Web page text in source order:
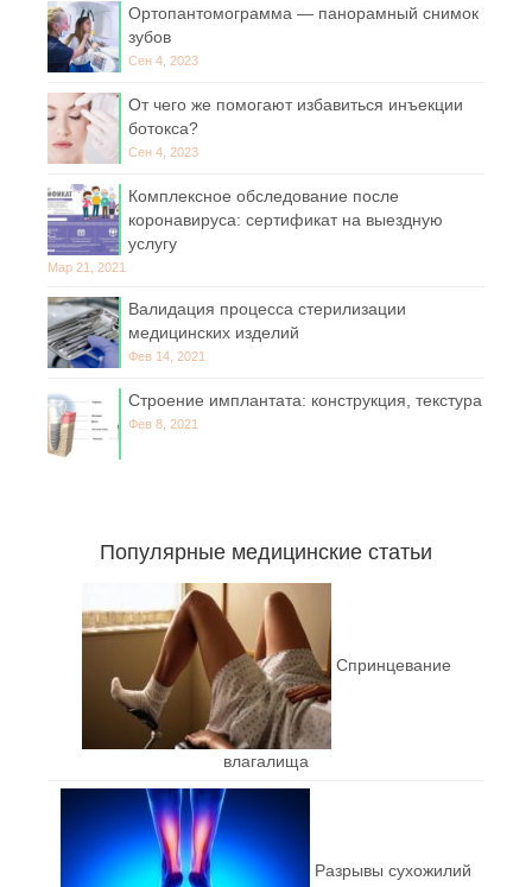
Ортопантомограмма — панорамный снимок
зубов
Сен 4, 2023
От чего же помогают избавиться инъекции
ботокса?
Сен 4, 2023
Комплексное обследование после
коронавируса: сертификат на выездную
услугу
Мар 21, 2021
Валидация процесса стерилизации
медицинских изделий
Фев 14, 2021
Строение имплантата: конструкция, текстура
Фев 8, 2021
Популярные медицинские статьи
Спринцевание
влагалища
Разрывы сухожилий